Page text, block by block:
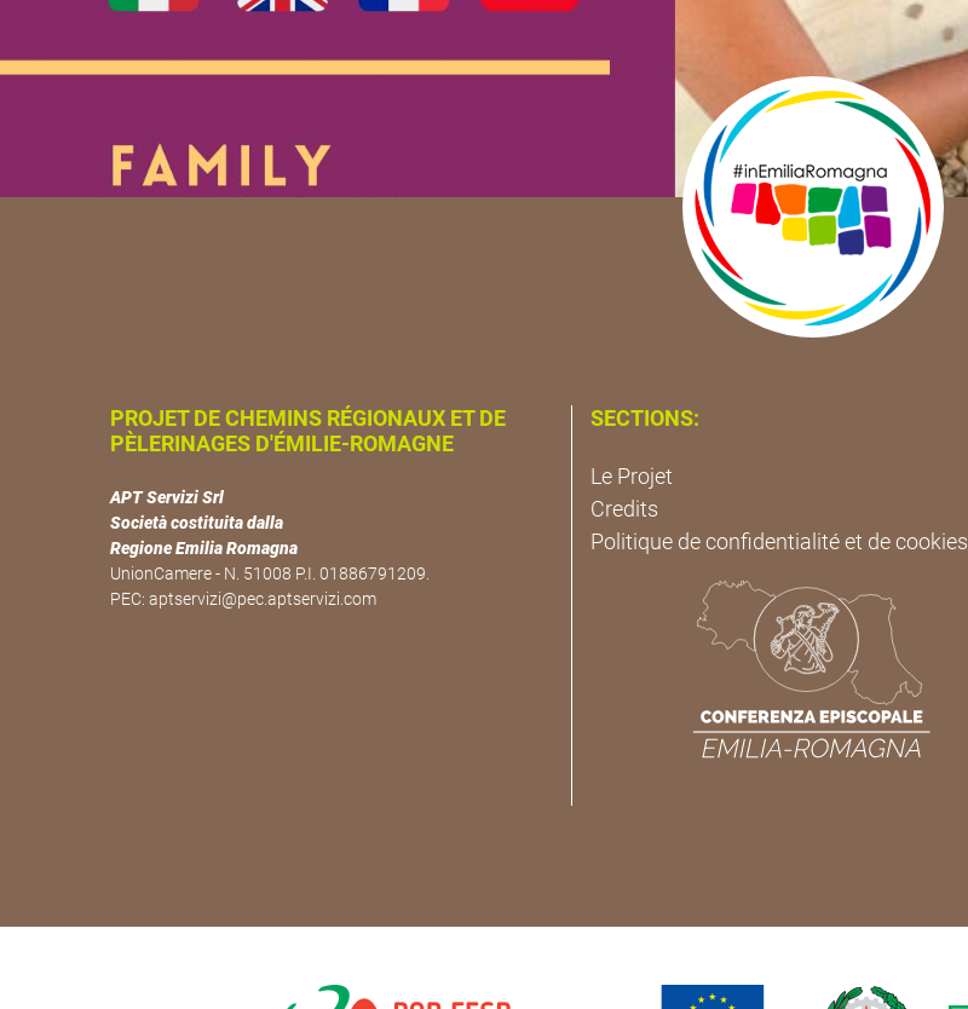
PROJET DE CHEMINS RÉGIONAUX ET DE
PÈLERINAGES D'ÉMILIE-ROMAGNE
APT Servizi Srl
Società costituita dalla
Regione Emilia Romagna
UnionCamere - N. 51008 P.I. 01886791209.
PEC: aptservizi@pec.aptservizi.com
SECTIONS:
Le Projet
Credits
Politique de confidentialité et de cookies